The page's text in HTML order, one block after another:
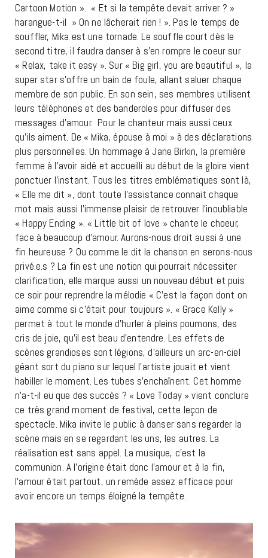
Cartoon Motion ». « Et si la tempête devait arriver ? »
harangue-t-il » On ne lâcherait rien ! ». Pas le temps de
souffler, Mika est une tornade. Le souffle court dès le
second titre, il faudra danser à s’en rompre le coeur sur
« Relax, take it easy ». Sur « Big girl, you are beautiful », la
super star s’offre un bain de foule, allant saluer chaque
membre de son public. En son sein, ses membres utilisent
leurs téléphones et des banderoles pour diffuser des
messages d’amour. Pour le chanteur mais aussi ceux
qu’ils aiment. De « Mika, épouse à moi » à des déclarations
plus personnelles. Un hommage à Jane Birkin, la première
femme à l’avoir aidé et accueilli au début de la gloire vient
ponctuer l’instant. Tous les titres emblématiques sont là,
« Elle me dit », dont toute l’assistance connait chaque
mot mais aussi l’immense plaisir de retrouver l’inoubliable
« Happy Ending ». « Little bit of love » chante le choeur,
face à beaucoup d’amour. Aurons-nous droit aussi à une
fin heureuse ? Ou comme le dit la chanson en serons-nous
privé.e.s ? La fin est une notion qui pourrait nécessiter
clarification, elle marque aussi un nouveau début et puis
ce soir pour reprendre la mélodie « C’est la façon dont on
aime comme si c’était pour toujours ». « Grace Kelly »
permet à tout le monde d’hurler à pleins poumons, des
cris de joie, qu’il est beau d’entendre. Les effets de
scènes grandioses sont légions, d’ailleurs un arc-en-ciel
géant sort du piano sur lequel l’artiste jouait et vient
habiller le moment. Les tubes s’enchaînent. Cet homme
n’a-t-il eu que des succès ? « Love Today » vient conclure
ce très grand moment de festival, cette leçon de
spectacle. Mika invite le public à danser sans regarder la
scène mais en se regardant les uns, les autres. La
réalisation est sans appel. La musique, c’est la
communion. A l’origine était donc l’amour et à la fin,
l’amour était partout, un remède assez efficace pour
avoir encore un temps éloigné la tempête.